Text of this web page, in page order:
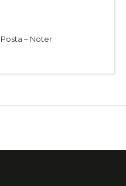
Posta – Noter